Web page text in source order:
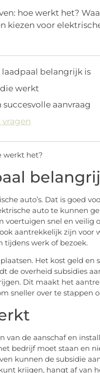
hoe werkt het?
voor elektrische
laadpaal belangrijk is
werkt
succesvolle aanvraag
vragen
werkt het?
auto’s. Dat is goed
auto te kunnen
snel en veilig
aantrekkelijk zijn voor
werk of bezoek.
Het kost geld en
de overheid subsidies
Dit maakt het
sneller over te stappen
van de aanschaf en
bedrijf moet staan en
kunnen de subsidie
krijgen, hangt af van